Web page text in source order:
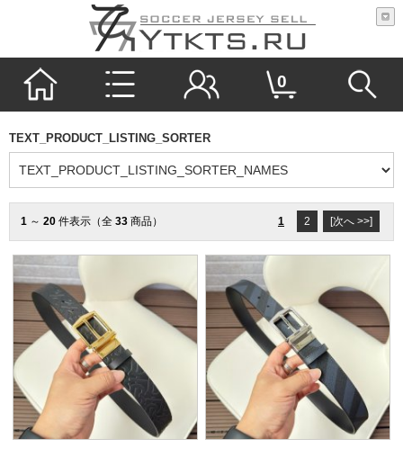
0
TEXT_PRODUCT_LISTING_SORTER
1 ～ 20 件表示（全 33 商品） 1 2 [次へ >>]